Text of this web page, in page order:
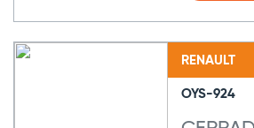
RENAULT
OYS-924